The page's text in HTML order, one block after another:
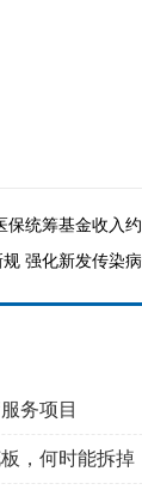
保统筹基金收入
强化新发传染
务项目
，何时能拆掉